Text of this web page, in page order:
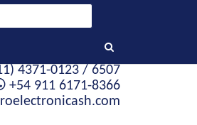
4371-0123 / 6507
+54 911 6171-8366